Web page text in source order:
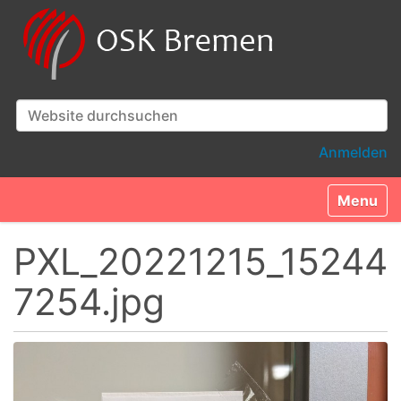
Website durchsuchen
Anmelden
Toggle
PXL_20221215_15244
7254.jpg